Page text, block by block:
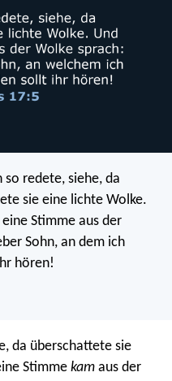
so redete, siehe, da
sie eine lichte Wolke.
Stimme aus der
Sohn, an dem ich
hören!
da überschattete sie
Stimme kam aus der